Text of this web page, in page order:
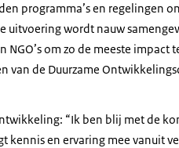
programma’s en regelingen
uitvoering wordt nauw
om zo de meeste impact
de Duurzame
“Ik ben blij met de
kennis en ervaring mee vanuit